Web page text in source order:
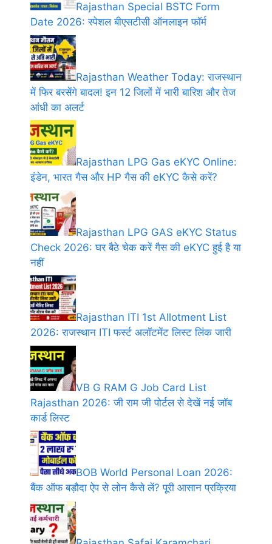
Rajasthan Special BSTC Form
Date 2026: स्पेशल बीएसटीसी ऑनलाइन फॉर्म
Rajasthan Weather Today: राजस्थान
में फिर बरसेंगे बादल! इन 12 जिलों में भारी बारिश और तेज
आंधी का अलर्ट
Rajasthan LPG Gas eKYC Online:
इंडेन, भारत गैस और HP गैस की eKYC कैसे करें?
Rajasthan LPG GAS eKYC Status
Check 2026: घर बैठे चेक करें गैस की eKYC हुई है या
नहीं
Rajasthan ITI 1st Allotment List
2026: राजस्थान ITI फर्स्ट अलॉटमेंट लिस्ट लिंक जारी
VB G RAM G Job Card List
Rajasthan 2026: जी राम जी पोर्टल से देखें नई जॉब
कार्ड लिस्ट
BOB World Personal Loan 2026:
बैंक ऑफ बड़ौदा ऐप से लोन कैसे लें? पूरी आसान प्रक्रिया